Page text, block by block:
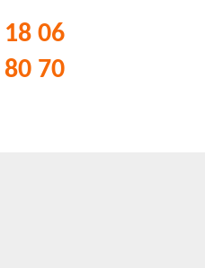
06
70